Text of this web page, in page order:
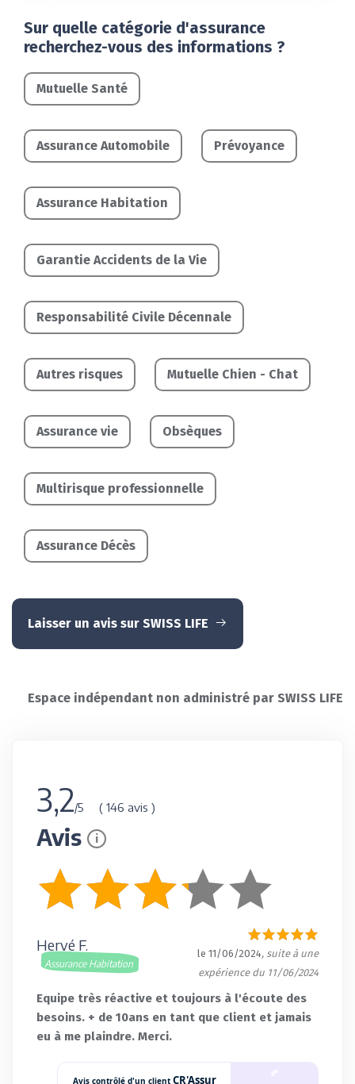
Sur quelle catégorie d'assurance
recherchez-vous des informations ?
Mutuelle Santé
Assurance Automobile Prévoyance
Assurance Habitation
Garantie Accidents de la Vie
Responsabilité Civile Décennale
Autres risques Mutuelle Chien - Chat
Assurance vie Obsèques
Multirisque professionnelle
Assurance Décès
Laisser un avis sur SWISS LIFE
Espace indépendant non administré par SWISS LIFE
3,2/5 ( 146 avis )
Avis i
Hervé F.
Assurance Habitation
le 11/06/2024, suite à une
expérience du 11/06/2024
Equipe très réactive et toujours à l'écoute des
besoins. + de 10ans en tant que client et jamais
eu à me plaindre. Merci.
Avis contrôlé d'un client CR'Assur